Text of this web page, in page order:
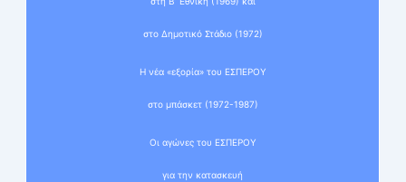
στο Δημοτικό Στάδιο (1972)
Η νέα «εξορία» του ΕΣΠΕΡΟΥ
στο μπάσκετ (1972-1987)
Οι αγώνες του ΕΣΠΕΡΟΥ
για την κατασκευή